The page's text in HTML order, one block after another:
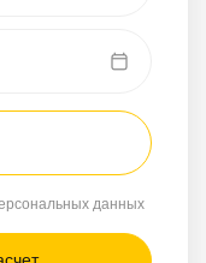
данных